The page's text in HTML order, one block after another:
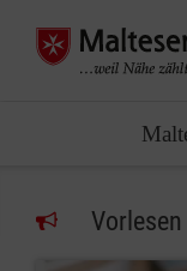
Vorlesen